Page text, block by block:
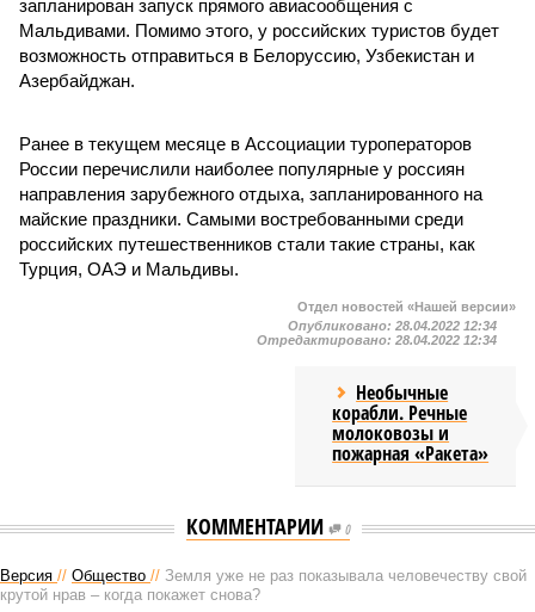
запланирован запуск прямого авиасообщения с
Мальдивами. Помимо этого, у российских туристов будет
возможность отправиться в Белоруссию, Узбекистан и
Азербайджан.
Ранее в текущем месяце в Ассоциации туроператоров
России перечислили наиболее популярные у россиян
направления зарубежного отдыха, запланированного на
майские праздники. Самыми востребованными среди
российских путешественников стали такие страны, как
Турция, ОАЭ и Мальдивы.
Отдел новостей «Нашей версии»
Опубликовано: 28.04.2022 12:34
Отредактировано: 28.04.2022 12:34
Необычные
корабли. Речные
молоковозы и
пожарная «Ракета»
КОММЕНТАРИИ 0
Версия // Общество // Земля уже не раз показывала человечеству свой
крутой нрав – когда покажет снова?